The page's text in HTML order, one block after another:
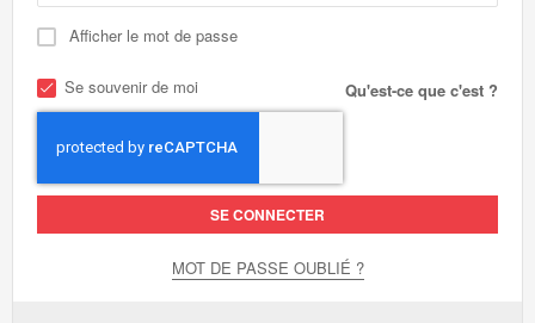
Afficher le mot de passe
Se souvenir de moi Qu'est-ce que c'est ?
SE CONNECTER
MOT DE PASSE OUBLIÉ ?